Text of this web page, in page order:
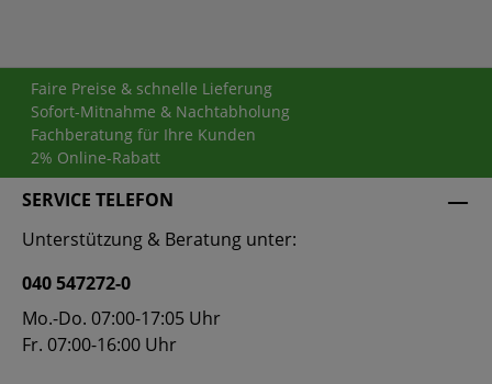
Faire Preise & schnelle Lieferung
Sofort-Mitnahme & Nachtabholung
Fachberatung für Ihre Kunden
2% Online-Rabatt
SERVICE TELEFON
Unterstützung & Beratung unter:
040 547272-0
Mo.-Do. 07:00-17:05 Uhr
Fr. 07:00-16:00 Uhr